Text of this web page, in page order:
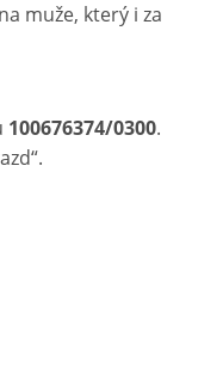
muže, který i za
100676374/0300.